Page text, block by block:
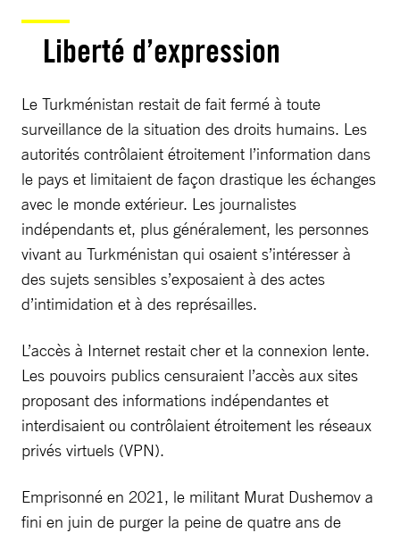
Liberté d’expression
Le Turkménistan restait de fait fermé à toute
surveillance de la situation des droits humains. Les
autorités contrôlaient étroitement l’information dans
le pays et limitaient de façon drastique les échanges
avec le monde extérieur. Les journalistes
indépendants et, plus généralement, les personnes
vivant au Turkménistan qui osaient s’intéresser à
des sujets sensibles s’exposaient à des actes
d’intimidation et à des représailles.
L’accès à Internet restait cher et la connexion lente.
Les pouvoirs publics censuraient l’accès aux sites
proposant des informations indépendantes et
interdisaient ou contrôlaient étroitement les réseaux
privés virtuels (VPN).
Emprisonné en 2021, le militant Murat Dushemov a
fini en juin de purger la peine de quatre ans de